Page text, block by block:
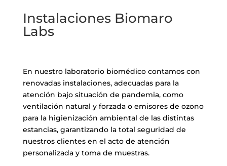
Instalaciones Biomaro
Labs
En nuestro laboratorio biomédico contamos con
renovadas instalaciones, adecuadas para la
atención bajo situación de pandemia, como
ventilación natural y forzada o emisores de ozono
para la higienización ambiental de las distintas
estancias, garantizando la total seguridad de
nuestros clientes en el acto de atención
personalizada y toma de muestras.